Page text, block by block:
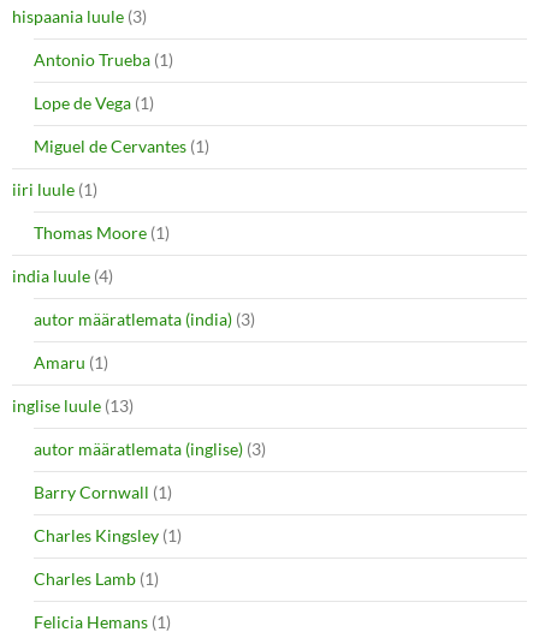
hispaania luule (3)
Antonio Trueba (1)
Lope de Vega (1)
Miguel de Cervantes (1)
iiri luule (1)
Thomas Moore (1)
india luule (4)
autor määratlemata (india) (3)
Amaru (1)
inglise luule (13)
autor määratlemata (inglise) (3)
Barry Cornwall (1)
Charles Kingsley (1)
Charles Lamb (1)
Felicia Hemans (1)